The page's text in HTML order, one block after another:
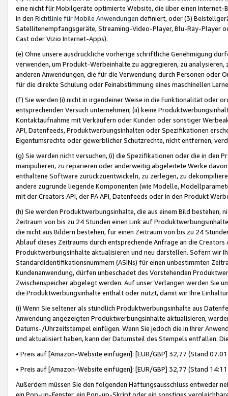
eine nicht für Mobilgeräte optimierte Website, die über einen
in den Richtlinie für Mobile Anwendungen definiert, oder (3)
Satellitenempfangsgeräte, Streaming-Video-Player, Blu-Ray-Player
Cast oder Vizio Internet-Apps).
(e) Ohne unsere ausdrückliche vorherige schriftliche Genehmigung
verwenden, um Produkt-Werbeinhalte zu aggregieren, zu
anderen Anwendungen, die für die Verwendung durch Personen
für die direkte Schulung oder Feinabstimmung eines maschinellen
(f) Sie werden (i) nicht in irgendeiner Weise in die Funktionalität oder
entsprechenden Versuch unternehmen; (ii) keine
Kontaktaufnahme mit Verkäufern oder Kunden oder sonstiger
API, Datenfeeds, Produktwerbungsinhalten oder Spezifikationen
Eigentumsrechte oder gewerblicher Schutzrechte, nicht entfernen,
(g) Sie werden nicht versuchen, (i) die Spezifikationen oder die in
manipulieren, zu reparieren oder anderweitig abgeleitete Werke
enthaltene Software zurückzuentwickeln, zu zerlegen, zu
andere zugrunde liegende Komponenten (wie Modelle,
mit der Creators API, der PA API, Datenfeeds oder in den Produkt
(h) Sie werden Produktwerbungsinhalte, die aus einem Bild bestehen,
Zeitraum von bis zu 24 Stunden einen Link auf
die nicht aus Bildern bestehen, für einen Zeitraum von bis zu 24
Ablauf dieses Zeitraums durch entsprechende Anfrage an die
Produktwerbungsinhalte aktualisieren und neu darstellen. Sofern wir
Standardidentifikationsnummern (ASINs) für einen unbestimmten
Kundenanwendung, dürfen unbeschadet des Vorstehenden
Zwischenspeicher abgelegt werden. Auf unser Verlangen werden Sie
die Produktwerbungsinhalte enthält oder nutzt, damit wir Ihre
(i) Wenn Sie seltener als stündlich Produktwerbungsinhalte aus
Anwendung angezeigten Produktwerbungsinhalte aktualisieren,
Datums-/Uhrzeitstempel einfügen. Wenn Sie jedoch die in Ihrer
und aktualisiert haben, kann der Datumsteil des Stempels entfallen.
• Preis auf [Amazon-Website einfügen]: [EUR/GBP] 32,77 (Stand
• Preis auf [Amazon-Website einfügen]: [EUR/GBP] 32,77 (Stand
Außerdem müssen Sie den folgenden Haftungsausschluss entweder
ein Pop-up-Fenster, ein Pop-up-Skript oder ein sonstiges